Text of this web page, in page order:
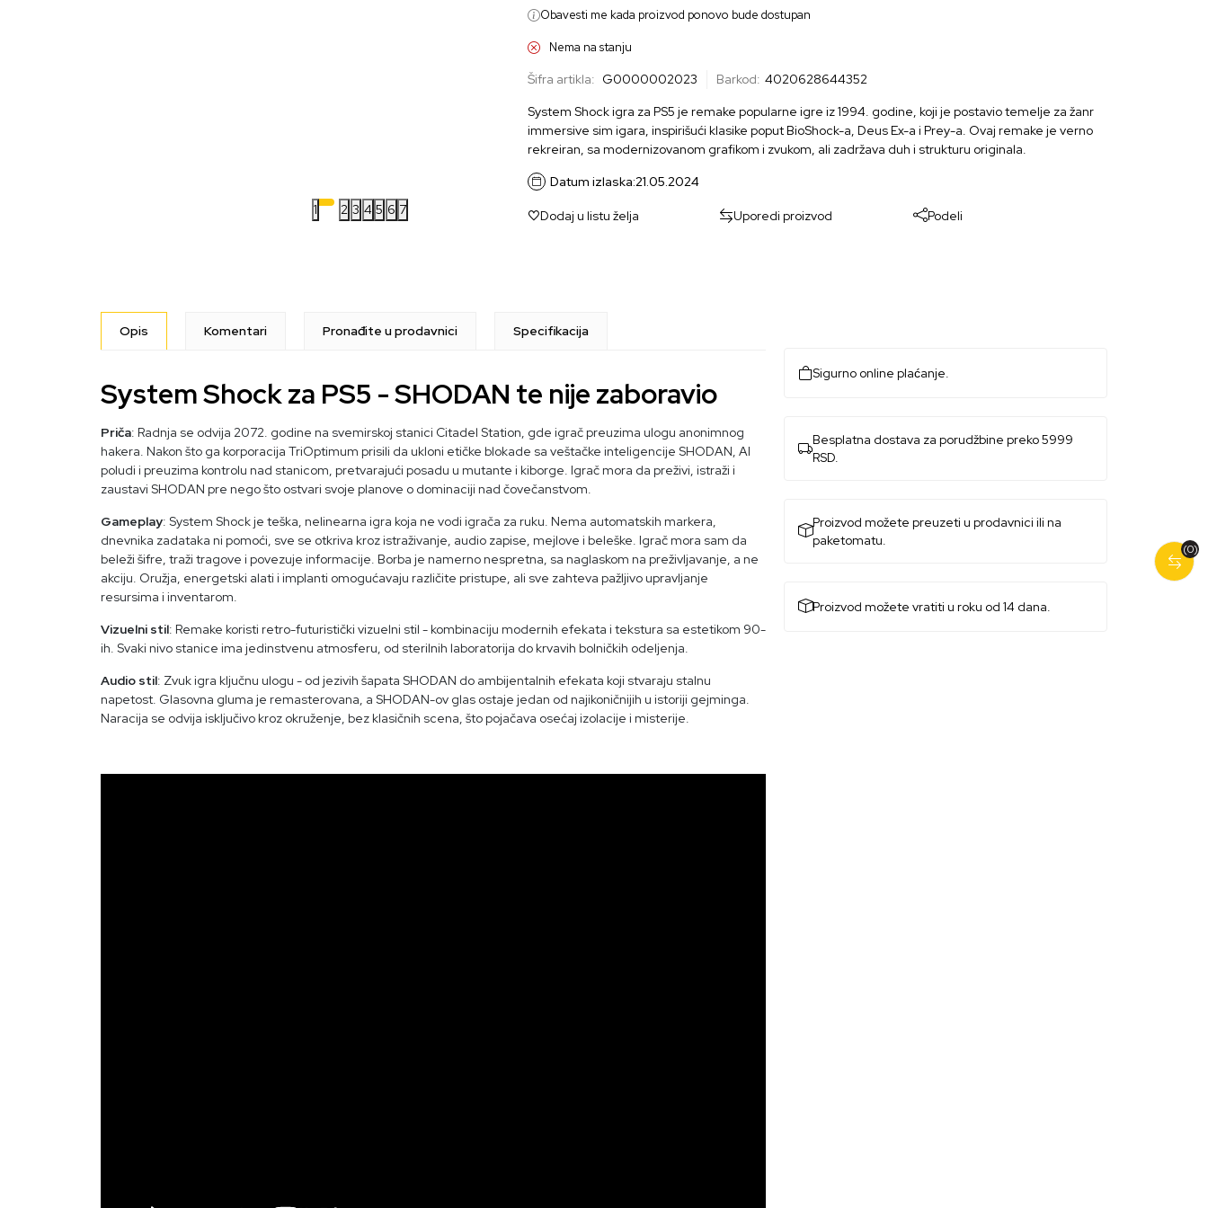
1 2 3 4 5 6 7
Obavesti me kada proizvod ponovo bude dostupan
Nema na stanju
Šifra artikla: G0000002023 Barkod: 4020628644352
System Shock igra za PS5 je remake popularne igre iz 1994. godine, koji je postavio temelje za žanr
immersive sim igara, inspirišući klasike poput BioShock-a, Deus Ex-a i Prey-a. Ovaj remake je verno
rekreiran, sa modernizovanom grafikom i zvukom, ali zadržava duh i strukturu originala.
Datum izlaska:21.05.2024
Dodaj u listu želja Uporedi proizvod Podeli
(0)
Opis Komentari Pronađite u prodavnici Specifikacija
System Shock za PS5 - SHODAN te nije zaboravio
Priča: Radnja se odvija 2072. godine na svemirskoj stanici Citadel Station, gde igrač preuzima ulogu anonimnog
hakera. Nakon što ga korporacija TriOptimum prisili da ukloni etičke blokade sa veštačke inteligencije SHODAN, AI
poludi i preuzima kontrolu nad stanicom, pretvarajući posadu u mutante i kiborge. Igrač mora da preživi, istraži i
zaustavi SHODAN pre nego što ostvari svoje planove o dominaciji nad čovečanstvom.
Gameplay: System Shock je teška, nelinearna igra koja ne vodi igrača za ruku. Nema automatskih markera,
dnevnika zadataka ni pomoći, sve se otkriva kroz istraživanje, audio zapise, mejlove i beleške. Igrač mora sam da
beleži šifre, traži tragove i povezuje informacije. Borba je namerno nespretna, sa naglaskom na preživljavanje, a ne
akciju. Oružja, energetski alati i implanti omogućavaju različite pristupe, ali sve zahteva pažljivo upravljanje
resursima i inventarom.
Vizuelni stil: Remake koristi retro-futuristički vizuelni stil - kombinaciju modernih efekata i tekstura sa estetikom 90-
ih. Svaki nivo stanice ima jedinstvenu atmosferu, od sterilnih laboratorija do krvavih bolničkih odeljenja.
Audio stil: Zvuk igra ključnu ulogu - od jezivih šapata SHODAN do ambijentalnih efekata koji stvaraju stalnu
napetost. Glasovna gluma je remasterovana, a SHODAN-ov glas ostaje jedan od najikoničnijih u istoriji gejminga.
Naracija se odvija isključivo kroz okruženje, bez klasičnih scena, što pojačava osećaj izolacije i misterije.
Sigurno online plaćanje.
Besplatna dostava za porudžbine preko 5999
RSD.
Proizvod možete preuzeti u prodavnici ili na
paketomatu.
Proizvod možete vratiti u roku od 14 dana.